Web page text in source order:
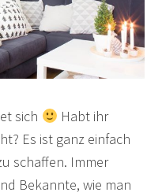
sich
Habt ihr
Es ist ganz einfach
schaffen. Immer
Bekannte, wie man